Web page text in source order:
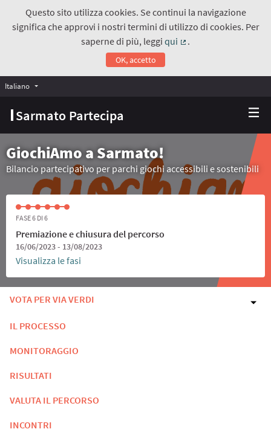
Questo sito utilizza cookies. Se continui la navigazione
significa che approvi i nostri termini di utilizzo di cookies. Per
saperne di più, leggiqui
.
OK, accetto
Sarmato Partecipa
Italiano Choose language
GiochiAmo a Sarmato!
Bilancio partecipativo per parchi giochi accessibili e sostenibili
FASE 6 DI 6
Premiazione e chiusura del percorso
16/06/2023 - 13/08/2023
Visualizza le fasi
VOTA PER VIA VERDI
IL PROCESSO
MONITORAGGIO
RISULTATI
VALUTA IL PERCORSO
INCONTRI